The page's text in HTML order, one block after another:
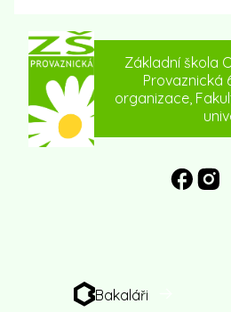
Základní škola
Provaznická
organizace,
Bakaláři